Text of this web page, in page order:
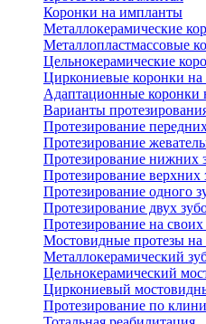
Коронки на импланты
Металлокерамические
Металлопластмассовые
Цельнокерамические
Циркониевые коронки
Адаптационные коронки
Варианты
Протезирование
Протезирование
Протезирование нижних
Протезирование верхних
Протезирование одного
Протезирование двух
Протезирование на своих
Мостовидные протезы на
Металлокерамический
Цельнокерамический
Циркониевый
Протезирование по